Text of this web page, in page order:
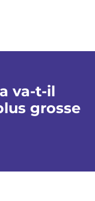
va-t-il
grosse